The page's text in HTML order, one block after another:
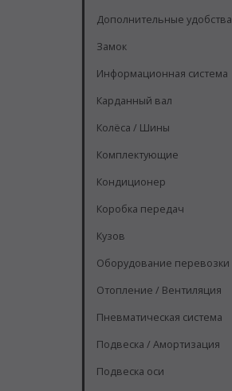
Дополнительные удобства
Замок
Информационная система
Карданный вал
Колёса / Шины
Комплектующие
Кондиционер
Коробка передач
Кузов
Оборудование перевозки
Отопление / Вентиляция
Пневматическая система
Подвеска / Амортизация
Подвеска оси